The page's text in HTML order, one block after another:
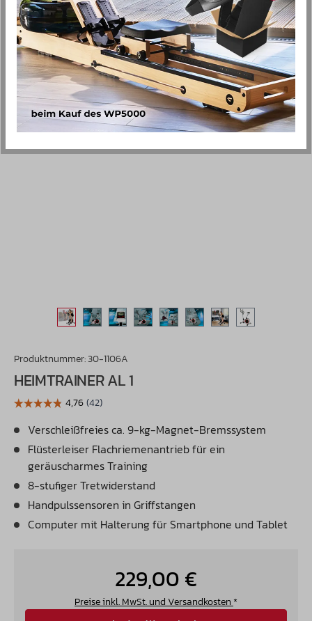
Produktnummer:30-1106A
HEIMTRAINER AL 1
Verschleißfreies ca. 9-kg-Magnet-Bremssystem
Flüsterleiser Flachriemenantrieb für ein
geräuscharmes Training
8-stufiger Tretwiderstand
Handpulssensoren in Griffstangen
Computer mit Halterung für Smartphone und Tablet
229,00 €
Preise inkl. MwSt. und Versandkosten *